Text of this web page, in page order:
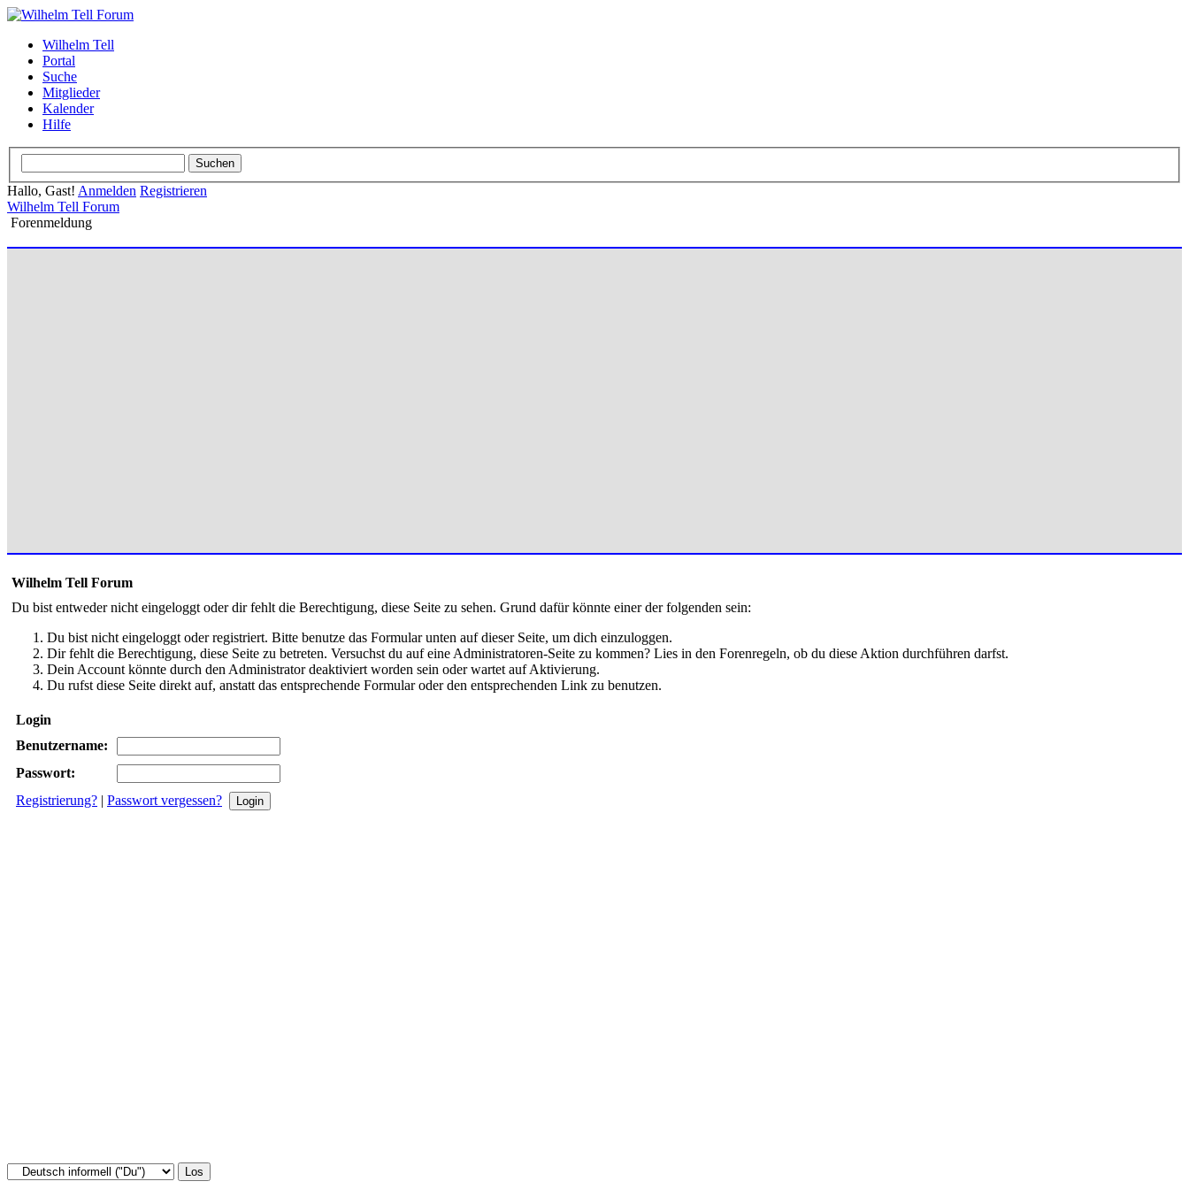
Wilhelm Tell
Portal
Suche
Mitglieder
Kalender
Hilfe
Hallo, Gast! Anmelden Registrieren
Wilhelm Tell Forum
Forenmeldung
Wilhelm Tell Forum
Du bist entweder nicht eingeloggt oder dir fehlt die Berechtigung, diese Seite zu sehen. Grund dafür könnte einer der folgenden sein:
Du bist nicht eingeloggt oder registriert. Bitte benutze das Formular unten auf dieser Seite, um dich einzuloggen.
Dir fehlt die Berechtigung, diese Seite zu betreten. Versuchst du auf eine Administratoren-Seite zu kommen? Lies in den Forenregeln, ob du diese Aktion durchführen darfst.
Dein Account könnte durch den Administrator deaktiviert worden sein oder wartet auf Aktivierung.
Du rufst diese Seite direkt auf, anstatt das entsprechende Formular oder den entsprechenden Link zu benutzen.
Login
Benutzername:
Passwort:
Registrierung? | Passwort vergessen?